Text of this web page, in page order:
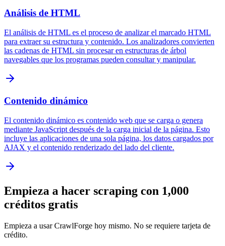
Análisis de HTML
El análisis de HTML es el proceso de analizar el marcado HTML
para extraer su estructura y contenido. Los analizadores convierten
las cadenas de HTML sin procesar en estructuras de árbol
navegables que los programas pueden consultar y manipular.
Contenido dinámico
El contenido dinámico es contenido web que se carga o genera
mediante JavaScript después de la carga inicial de la página. Esto
incluye las aplicaciones de una sola página, los datos cargados por
AJAX y el contenido renderizado del lado del cliente.
Empieza a hacer scraping con 1,000
créditos gratis
Empieza a usar CrawlForge hoy mismo. No se requiere tarjeta de
crédito.